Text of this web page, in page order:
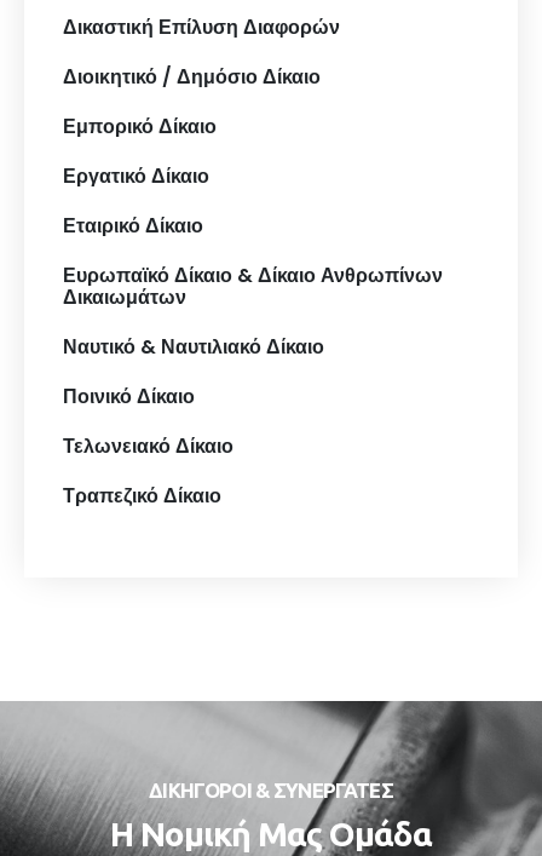
Δικαστική Επίλυση Διαφορών
Διοικητικό / Δημόσιο Δίκαιο
Εμπορικό Δίκαιο
Εργατικό Δίκαιο
Εταιρικό Δίκαιο
Ευρωπαϊκό Δίκαιο & Δίκαιο Ανθρωπίνων
Δικαιωμάτων
Ναυτικό & Ναυτιλιακό Δίκαιο
Ποινικό Δίκαιο
Τελωνειακό Δίκαιο
Τραπεζικό Δίκαιο
ΔΙΚΗΓΟΡΟΙ & ΣΥΝΕΡΓΑΤΕΣ​
Η Νομική Μας Ομάδα